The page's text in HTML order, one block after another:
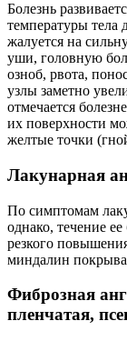
Болезнь
температуры
жалуется на
уши, головную
озноб, рвота,
узлы заметно
отмечается
их поверхности
желтые точки
Лакунарная
По симптомам
однако, течение
резкого
миндалин
Фиброзная
пленчатая,